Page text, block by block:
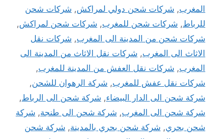
المغرب, شركات شحن دولي لمراكش, شركات شحن
للرباط, شركات شحن للمغرب, شركات شحن لمراكش,
شركات شحن من المدينة الى المغرب, شركات نقل
الاثاث الى المغرب, شركات نقل الاثاث من المدينة الى
المغرب, شركات نقل العفش من المدينة للمغرب,
شركات نقل عفش للمغرب, شركة الرهوان للشحن,
شركة شحن الى الدار البيضاء, شركة شحن الى الرباط,
شركة شحن الى المغرب, شركة شحن الى طنجة, شركة
شحن بحري, شركة شحن بحري بالمدينة, شركة شحن